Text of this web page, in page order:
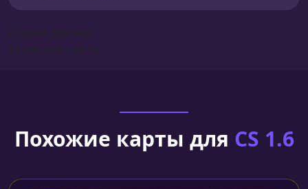
Похожие карты для CS 1.6